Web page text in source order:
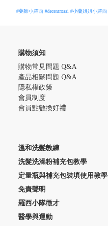
#藥師小羅西 #decentrossi #小蘭姐姐小羅西
購物須知
購物常見問題 Q&A
產品相關問題 Q&A
隱私權政策
會員制度
會員點數換好禮
溫和洗髮教練
洗髮洗澡粉補充包教學
定量瓶與補充包裝填使用教學
免責聲明
羅西小隊徵才
醫學與運動